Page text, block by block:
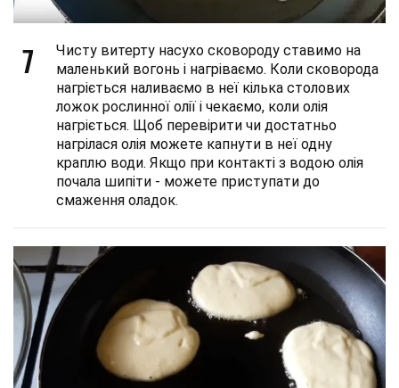
7
Чисту витерту насухо сковороду ставимо на
маленький вогонь і нагріваємо. Коли сковорода
нагріється наливаємо в неї кілька столових
ложок рослинної олії і чекаємо, коли олія
нагріється. Щоб перевірити чи достатньо
нагрілася олія можете капнути в неї одну
краплю води. Якщо при контакті з водою олія
почала шипіти - можете приступати до
смаження оладок.